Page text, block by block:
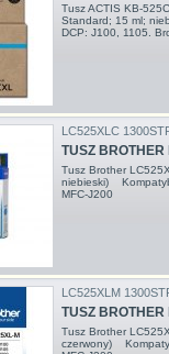
Tusz ACTIS KB-
Standard; 15 ml;
DCP: J100, 1105.
LC525XLC
TUSZ
Tusz Brother
niebieski)
MFC-J200
LC525XLM
TUSZ
Tusz Brother
czerwony)